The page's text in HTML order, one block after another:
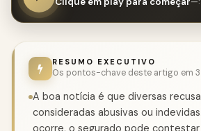
RESUMO EXECUTIVO
Os pontos-chave deste artigo em
A boa notícia é que diversas
consideradas abusivas ou
ocorre, o segurado pode contestar